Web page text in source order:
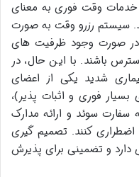
خدمات وقت فوری به معنای
سیستم رزرو وقت به صورت
صورت وجود ظرفیت های
باشند. با این حال، در
شدید یکی از اعضای
بسیار فوری و اثبات پذیر)،
سفارت سوئد و ارائه مدارک
کنند. تصمیم گیری
دارد و تضمینی برای پذیرش